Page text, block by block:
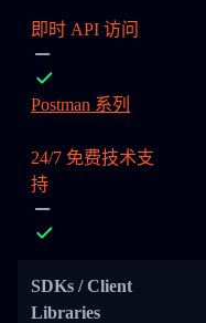
即时 API 访问
Postman 系列
24/7 免费技术支
持
SDKs / Client
Libraries